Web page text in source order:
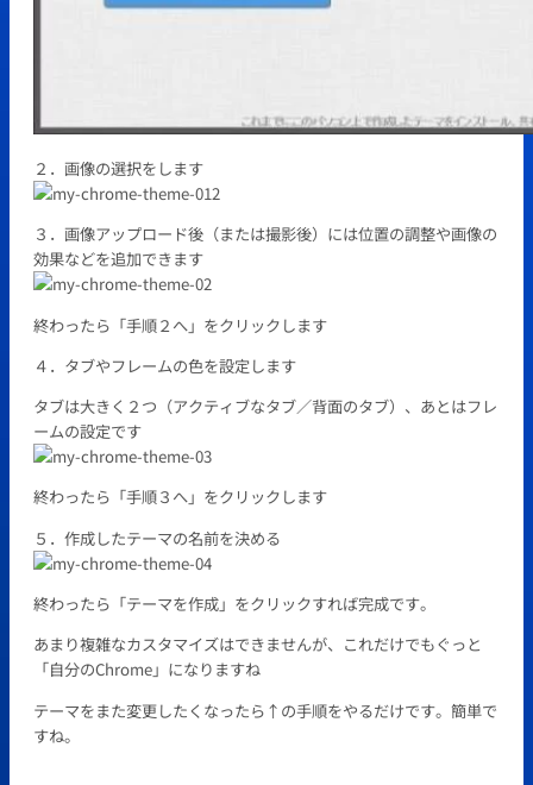
２．画像の選択をします
３．画像アップロード後（または撮影後）には位置の調整や画像の
効果などを追加できます
終わったら「手順２へ」をクリックします
４．タブやフレームの色を設定します
タブは大きく２つ（アクティブなタブ／背面のタブ）、あとはフレ
ームの設定です
終わったら「手順３へ」をクリックします
５．作成したテーマの名前を決める
終わったら「テーマを作成」をクリックすれば完成です。
あまり複雑なカスタマイズはできませんが、これだけでもぐっと
「自分のChrome」 になりますね
テーマをまた変更したくなったら↑の手順をやるだけです。簡単で
すね。